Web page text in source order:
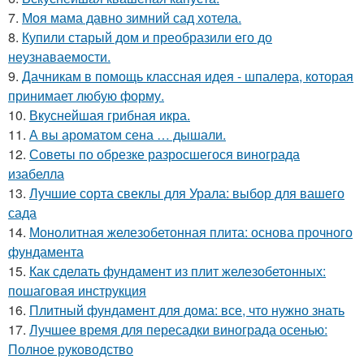
7. Моя мама давно зимний сад хотела.
8. Купили старый дом и преобразили его до
неузнаваемости.
9. Дачникам в помощь классная идея - шпалера, которая
принимает любую форму.
10. Вкуснейшая грибная икра.
11. А вы ароматом сена … дышали.
12. Советы по обрезке разросшегося винограда
изабелла
13. Лучшие сорта свеклы для Урала: выбор для вашего
сада
14. Монолитная железобетонная плита: основа прочного
фундамента
15. Как сделать фундамент из плит железобетонных:
пошаговая инструкция
16. Плитный фундамент для дома: все, что нужно знать
17. Лучшее время для пересадки винограда осенью:
Полное руководство